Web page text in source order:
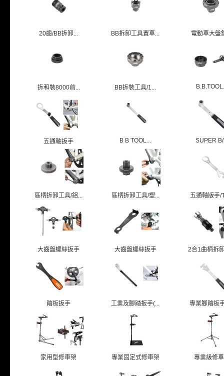
20齒/BB拆卸... BB拆卸工具置車... 電動車大盤
拆和裝8000前... BB拆裝工具/1...
五通軸扳手 B B TOOL... SUPER
區柄拆卸工具/鋁... 區柄拆卸工具/塑... 五通軸版手/
大齒盤螺絲扳手 大齒盤螺絲扳手 2合1曲柄拆
踏板扳手 工業及腳踏扳手(... 專業腳踏板
家用型修車架 專業固定式修車架 專業級修